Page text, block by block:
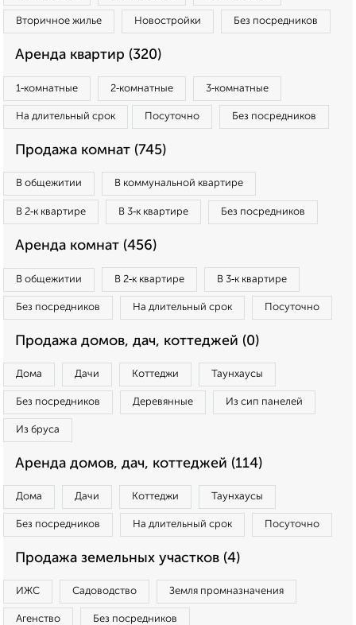
Вторичное жилье Новостройки Без посредников
Аренда квартир (320)
1‑комнатные 2‑комнатные 3‑комнатные
На длительный срок Посуточно Без посредников
Продажа комнат (745)
В общежитии В коммунальной квартире
В 2‑к квартире В 3‑к квартире Без посредников
Аренда комнат (456)
В общежитии В 2‑к квартире В 3‑к квартире
Без посредников На длительный срок Посуточно
Продажа домов, дач, коттеджей (0)
Дома Дачи Коттеджи Таунхаусы
Без посредников Деревянные Из сип панелей
Из бруса
Аренда домов, дач, коттеджей (114)
Дома Дачи Коттеджи Таунхаусы
Без посредников На длительный срок Посуточно
Продажа земельных участков (4)
ИЖС Садоводство Земля промназначения
Агенство Без посредников